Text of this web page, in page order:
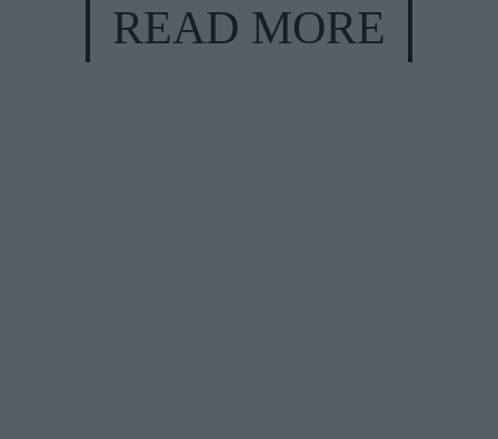
READ MORE